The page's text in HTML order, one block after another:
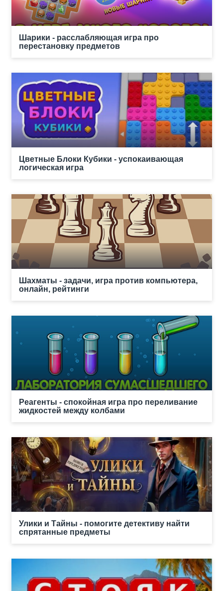
Шарики - расслабляющая игра про
перестановку предметов
Цветные Блоки Кубики - успокаивающая
логическая игра
Шахматы - задачи, игра против компьютера,
онлайн, рейтинги
Реагенты - спокойная игра про переливание
жидкостей между колбами
Улики и Тайны - помогите детективу найти
спрятанные предметы